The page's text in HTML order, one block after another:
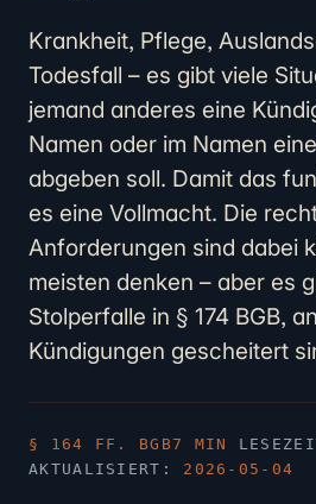
Krankheit, Pflege,
Todesfall – es gibt viele
jemand anderes eine
Namen oder im Namen
abgeben soll. Damit das
es eine Vollmacht. Die
Anforderungen sind dabei
meisten denken – aber es
Stolperfalle in § 174 BGB,
Kündigungen gescheitert
§ 164 FF. BGB7 MIN
AKTUALISIERT: 2026-05-04